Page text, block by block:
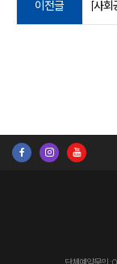
이전글